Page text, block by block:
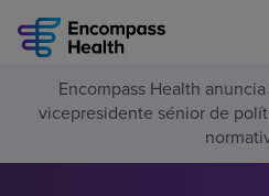
Encuentre una
Encompass Health
vicepresidente sénior de